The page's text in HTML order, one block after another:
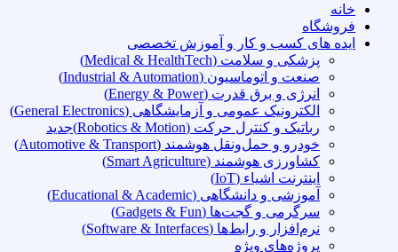
خانه
فروشگاه
ایده های کسب و کار و آموزش تخصصی
پزشکی و سلامت (Medical & HealthTech)
صنعت و اتوماسیون (Industrial & Automation)
انرژی و برق قدرت (Energy & Power)
الکترونیک عمومی و آزمایشگاهی (General Electronics)
رباتیک و کنترل حرکت (Robotics & Motion)
جدید
خودرو و حمل‌ونقل هوشمند (Automotive & Transport)
کشاورزی هوشمند (Smart Agriculture)
اینترنت اشیاء (IoT)
آموزشی و دانشگاهی (Educational & Academic)
سرگرمی و گجت‌ها (Gadgets & Fun)
نرم‌افزار و رابط‌ها (Software & Interfaces)
پروژه‌های ویژه